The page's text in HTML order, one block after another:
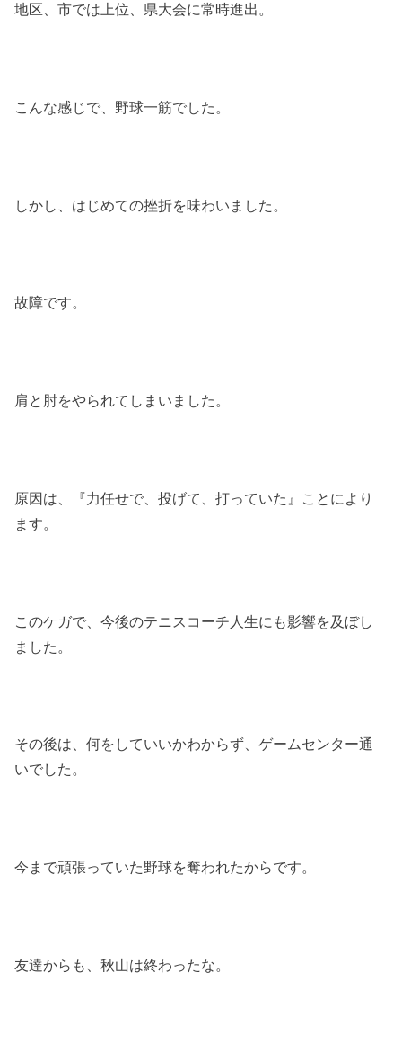
地区、市では上位、県大会に常時進出。
こんな感じで、野球一筋でした。
しかし、はじめての挫折を味わいました。
故障です。
肩と肘をやられてしまいました。
原因は、『力任せで、投げて、打っていた』ことにより
ます。
このケガで、今後のテニスコーチ人生にも影響を及ぼし
ました。
その後は、何をしていいかわからず、ゲームセンター通
いでした。
今まで頑張っていた野球を奪われたからです。
友達からも、秋山は終わったな。